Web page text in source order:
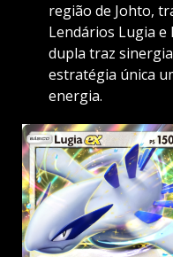
região de Johto,
Lendários Lugia e
dupla traz
estratégia única
energia.